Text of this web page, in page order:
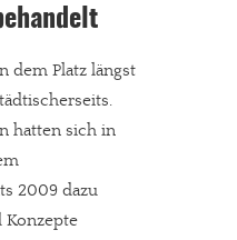
dem Platz längst
hatten sich in
2009 dazu
Konzepte